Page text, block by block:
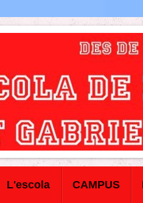
L'escola CAMPUS